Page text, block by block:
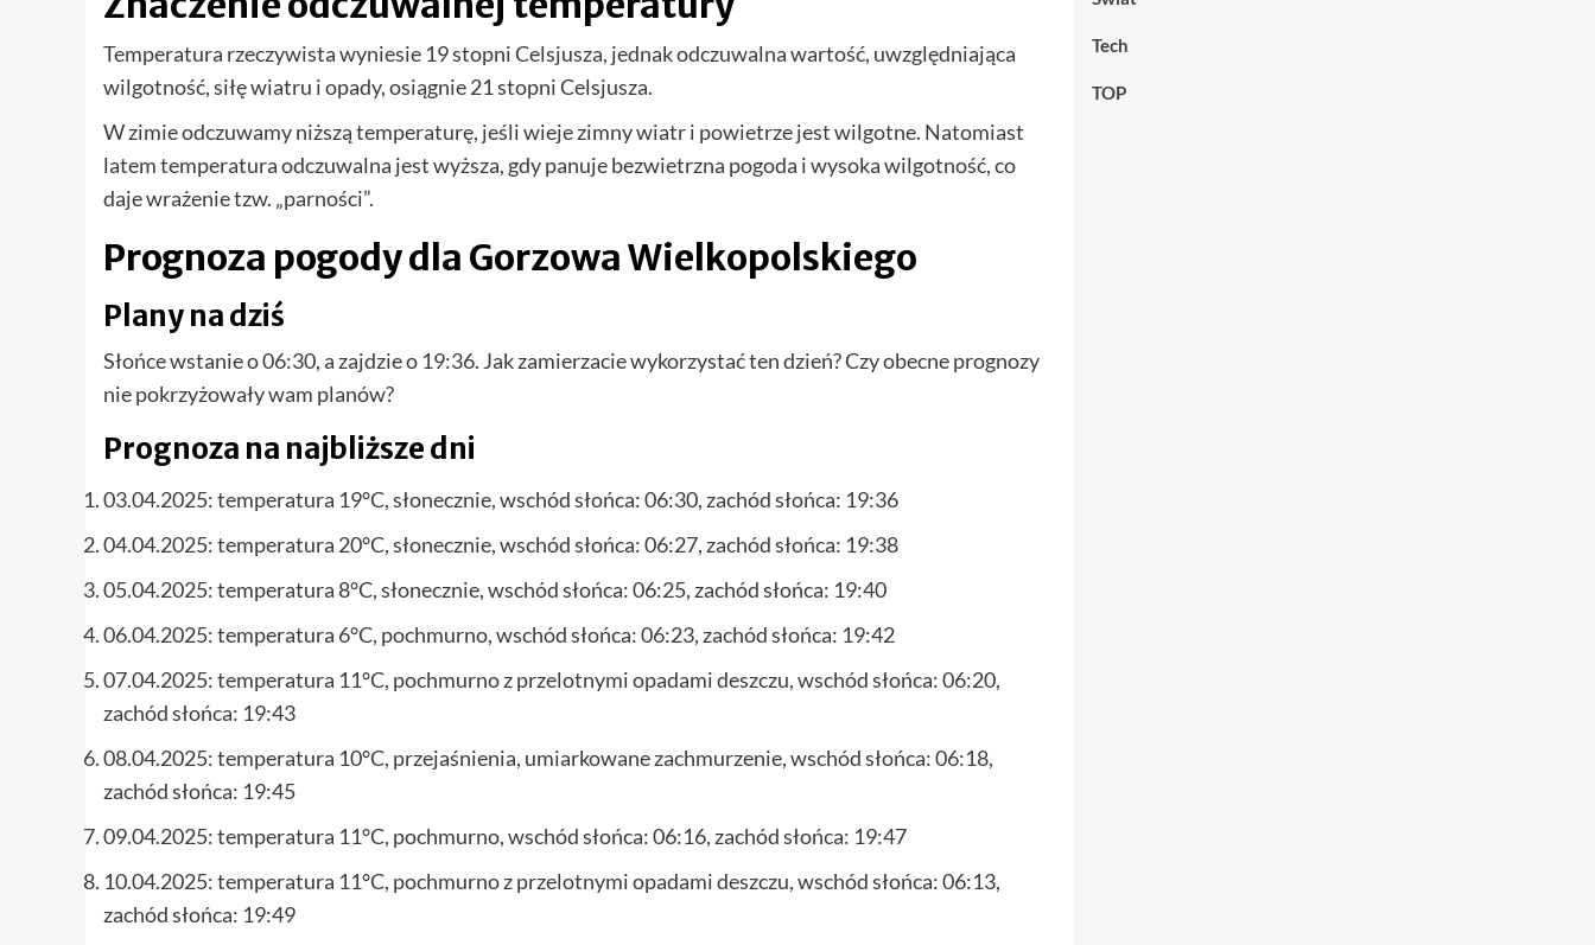
Temperatura rzeczywista wyniesie 19 stopni Celsjusza, jednak odczuwalna wartość, uwzględniająca
wilgotność, siłę wiatru i opady, osiągnie 21 stopni Celsjusza.
W zimie odczuwamy niższą temperaturę, jeśli wieje zimny wiatr i powietrze jest wilgotne. Natomiast
latem temperatura odczuwalna jest wyższa, gdy panuje bezwietrzna pogoda i wysoka wilgotność, co
daje wrażenie tzw. „parności”.
Prognoza pogody dla Gorzowa Wielkopolskiego
Plany na dziś
Słońce wstanie o 06:30, a zajdzie o 19:36. Jak zamierzacie wykorzystać ten dzień? Czy obecne prognozy
nie pokrzyżowały wam planów?
Prognoza na najbliższe dni
03.04.2025: temperatura 19°C, słonecznie, wschód słońca: 06:30, zachód słońca: 19:36
04.04.2025: temperatura 20°C, słonecznie, wschód słońca: 06:27, zachód słońca: 19:38
05.04.2025: temperatura 8°C, słonecznie, wschód słońca: 06:25, zachód słońca: 19:40
06.04.2025: temperatura 6°C, pochmurno, wschód słońca: 06:23, zachód słońca: 19:42
07.04.2025: temperatura 11°C, pochmurno z przelotnymi opadami deszczu, wschód słońca: 06:20,
zachód słońca: 19:43
08.04.2025: temperatura 10°C, przejaśnienia, umiarkowane zachmurzenie, wschód słońca: 06:18,
zachód słońca: 19:45
09.04.2025: temperatura 11°C, pochmurno, wschód słońca: 06:16, zachód słońca: 19:47
10.04.2025: temperatura 11°C, pochmurno z przelotnymi opadami deszczu, wschód słońca: 06:13,
zachód słońca: 19:49
Tech
TOP